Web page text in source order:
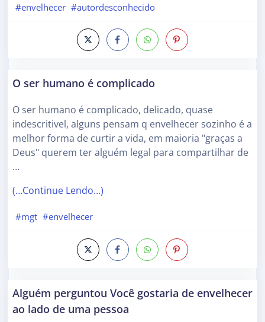
#envelhecer #autordesconhecido
O ser humano é complicado
O ser humano é complicado, delicado, quase
indescritivel, alguns pensam q envelhecer sozinho é a
melhor forma de curtir a vida, em maioria "graças a
Deus" querem ter alguém legal para compartilhar de
…
(…Continue Lendo…)
#mgt #envelhecer
Alguém perguntou Você gostaria de envelhecer
ao lado de uma pessoa